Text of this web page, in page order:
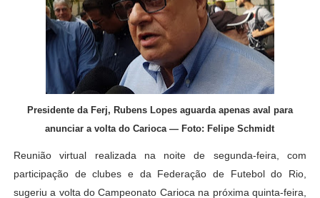
Presidente da Ferj, Rubens Lopes aguarda apenas aval para
anunciar a volta do Carioca — Foto: Felipe Schmidt
Reunião virtual realizada na noite de segunda-feira, com
participação de clubes e da Federação de Futebol do Rio,
sugeriu a volta do Campeonato Carioca na próxima quinta-feira,